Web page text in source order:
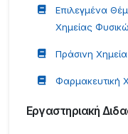
Επιλεγμένα
Χημείας
Πράσινη
Φαρμακευτική
Εργαστηριακή